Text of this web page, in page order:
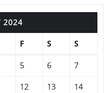
2024
F S S
5 6
7
12 13
14